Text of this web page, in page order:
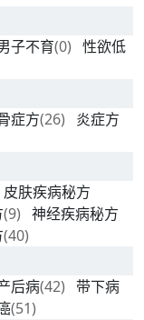
子不育(0) 性欲低
症方(26)
炎症方
皮肤疾病秘方
(9) 神经疾病秘方
(40)
后病(42) 带下病
(51)